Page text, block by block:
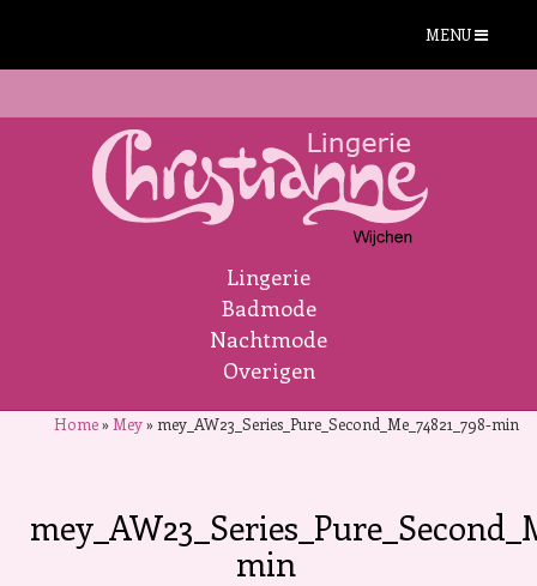
MENU
Lingerie
Badmode
Nachtmode
Overigen
Home» Mey» mey_AW23_Series_Pure_Second_Me_74821_798-min
min